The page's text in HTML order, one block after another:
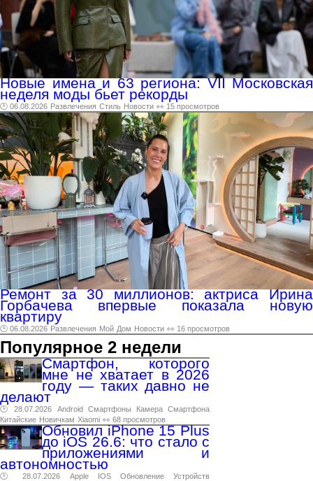
Новые имена и 63 региона: VII Московская
неделя моды бьет рекорды
🕑 06.08.2026 Развлечения Стиль Новости 👀 15 просмотров
Ремонт за 30 миллионов: актриса Ирина
Горбачева впервые показала новую
квартиру
🕑 06.08.2026 Развлечения Мой Дом Новости 👀 16 просмотров
Популярное 2 недели
Смартфон, которого
мне не хватает в 2026
году — таких давно не
делают
🕑 28.07.2026 Android Смартфоны Камера Смартфона
Китайские Новичкам Xiaomi 👀 68 просмотров
Обновил iPhone 15 Plus
до iOS 26.6: что стало с
приложениями и
автономностью
🕑 28.07.2026 Apple IOS Обновление
Устройств